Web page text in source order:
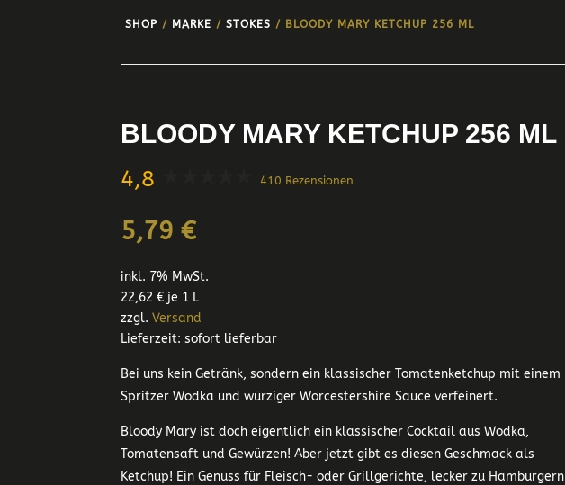
SHOP / MARKE /STOKES / BLOODY MARY KETCHUP 256 ML
BLOODY MARY KETCHUP 256 ML
4,8 410 Rezensionen
5,79€
inkl. 7% MwSt.
22,62€ je 1 L
zzgl.Versand
Lieferzeit: sofort lieferbar
Bei uns kein Getränk, sondern ein klassischer Tomatenketchup mit einem
Spritzer Wodka und würziger Worcestershire Sauce verfeinert.
Bloody Mary ist doch eigentlich ein klassischer Cocktail aus Wodka,
Tomatensaft und Gewürzen! Aber jetzt gibt es diesen Geschmack als
Ketchup! Ein Genuss für Fleisch- oder Grillgerichte, lecker zu Hamburgern